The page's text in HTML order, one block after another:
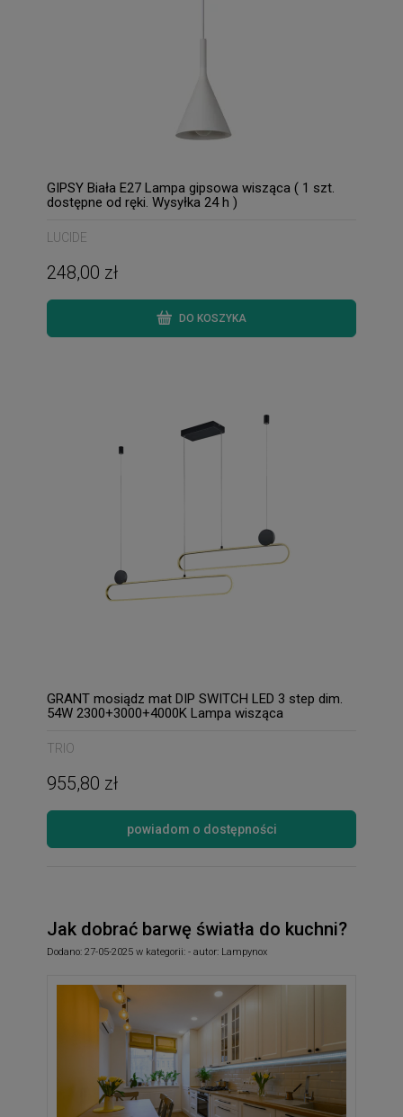
Jak dobrać barwę światła do kuchni?
Dodano: 27-05-2025 w kategorii: - autor: Lampynox
GIPSY Biała E27 Lampa gipsowa wisząca ( 1 szt.
dostępne od ręki. Wysyłka 24 h )
LUCIDE
248,00 zł
DO KOSZYKA
GRANT mosiądz mat DIP SWITCH LED 3 step dim.
54W 2300+3000+4000K Lampa wisząca
TRIO
955,80 zł
powiadom o dostępności